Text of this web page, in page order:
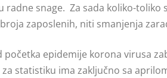
snage. Za sada koliko-
zaposlenih, niti smanjenja
epidemije korona virusa
statistiku ima zaključno sa